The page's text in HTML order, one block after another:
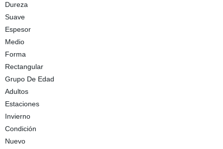
Dureza
Suave
Espesor
Medio
Forma
Rectangular
Grupo De Edad
Adultos
Estaciones
Invierno
Condición
Nuevo